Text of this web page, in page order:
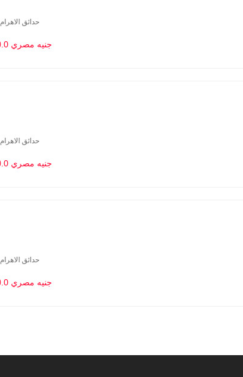
حدائق الاهرام
120.0 جنيه مصري
حدائق الاهرام
120.0 جنيه مصري
حدائق الاهرام
120.0 جنيه مصري